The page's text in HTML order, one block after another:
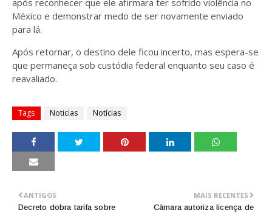
após reconhecer que ele afirmara ter sofrido violência no
México e demonstrar medo de ser novamente enviado
para lá.
Após retornar, o destino dele ficou incerto, mas espera-se
que permaneça sob custódia federal enquanto seu caso é
reavaliado.
Tags Noticias Notícias
MAIS RECENTES
Câmara autoriza licença de
ANTIGOS
Decreto dobra tarifa sobre